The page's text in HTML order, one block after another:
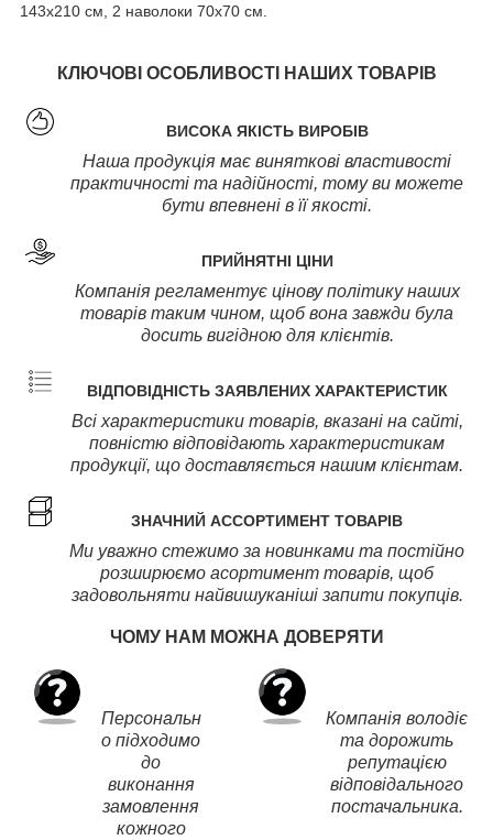
143х210 см, 2 наволоки 70х70 см.
КЛЮЧОВІ ОСОБЛИВОСТІ НАШИХ ТОВАРІВ
ВИСОКА ЯКІСТЬ ВИРОБІВ
Наша продукція має виняткові властивості
практичності та надійності, тому ви можете
бути впевнені в її якості.
ПРИЙНЯТНІ ЦІНИ
Компанія регламентує цінову політику наших
товарів таким чином, щоб вона завжди була
досить вигідною для клієнтів.
ВІДПОВІДНІСТЬ ЗАЯВЛЕНИХ ХАРАКТЕРИСТИК
Всі характеристики товарів, вказані на сайті,
повністю відповідають характеристикам
продукції, що доставляється нашим клієнтам.
ЗНАЧНИЙ АССОРТИМЕНТ ТОВАРІВ
Ми уважно стежимо за новинками та постійно
розширюємо асортимент товарів, щоб
задовольняти найвишуканіші запити покупців.
ЧОМУ НАМ МОЖНА ДОВЕРЯТИ
Персональн
о підходимо
до
виконання
замовлення
кожного
Компанія володіє
та дорожить
репутацією
відповідального
постачальника.